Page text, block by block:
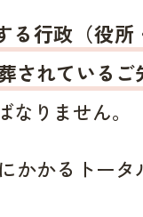
る行政（役所
されているご
りません。
かかるトータ